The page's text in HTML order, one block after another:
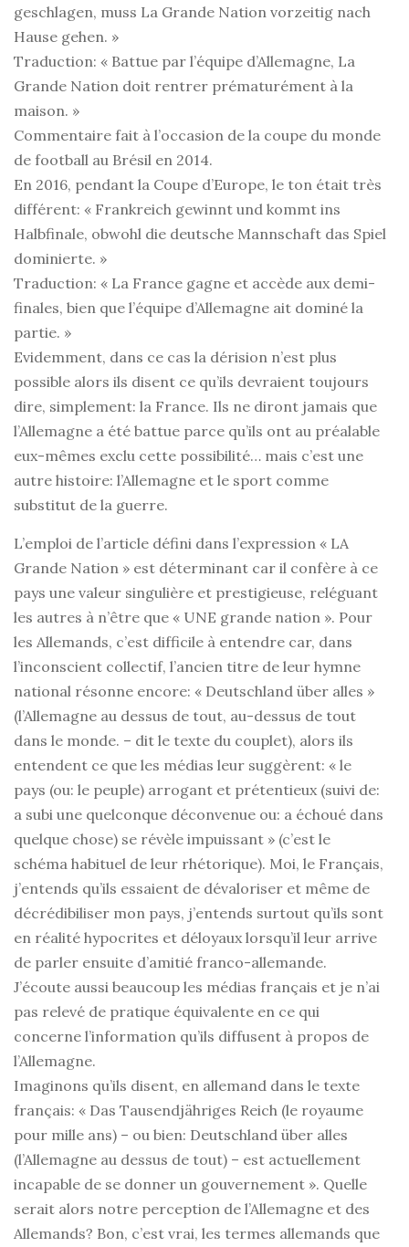
geschlagen, muss La Grande Nation vorzeitig nach
Hause gehen. »
Traduction: « Battue par l’équipe d’Allemagne, La
Grande Nation doit rentrer prématurément à la
maison. »
Commentaire fait à l’occasion de la coupe du monde
de football au Brésil en 2014.
En 2016, pendant la Coupe d’Europe, le ton était très
différent: « Frankreich gewinnt und kommt ins
Halbfinale, obwohl die deutsche Mannschaft das Spiel
dominierte. »
Traduction: « La France gagne et accède aux demi-
finales, bien que l’équipe d’Allemagne ait dominé la
partie. »
Evidemment, dans ce cas la dérision n’est plus
possible alors ils disent ce qu’ils devraient toujours
dire, simplement: la France. Ils ne diront jamais que
l’Allemagne a été battue parce qu’ils ont au préalable
eux-mêmes exclu cette possibilité… mais c’est une
autre histoire: l’Allemagne et le sport comme
substitut de la guerre.
L’emploi de l’article défini dans l’expression « LA
Grande Nation » est déterminant car il confère à ce
pays une valeur singulière et prestigieuse, reléguant
les autres à n’être que « UNE grande nation ». Pour
les Allemands, c’est difficile à entendre car, dans
l’inconscient collectif, l’ancien titre de leur hymne
national résonne encore: « Deutschland über alles »
(l’Allemagne au dessus de tout, au-dessus de tout
dans le monde. – dit le texte du couplet), alors ils
entendent ce que les médias leur suggèrent: « le
pays (ou: le peuple) arrogant et prétentieux (suivi de:
a subi une quelconque déconvenue ou: a échoué dans
quelque chose) se révèle impuissant » (c’est le
schéma habituel de leur rhétorique). Moi, le Français,
j’entends qu’ils essaient de dévaloriser et même de
décrédibiliser mon pays, j’entends surtout qu’ils sont
en réalité hypocrites et déloyaux lorsqu’il leur arrive
de parler ensuite d’amitié franco-allemande.
J’écoute aussi beaucoup les médias français et je n’ai
pas relevé de pratique équivalente en ce qui
concerne l’information qu’ils diffusent à propos de
l’Allemagne.
Imaginons qu’ils disent, en allemand dans le texte
français: « Das Tausendjähriges Reich (le royaume
pour mille ans) – ou bien: Deutschland über alles
(l’Allemagne au dessus de tout) – est actuellement
incapable de se donner un gouvernement ». Quelle
serait alors notre perception de l’Allemagne et des
Allemands? Bon, c’est vrai, les termes allemands que